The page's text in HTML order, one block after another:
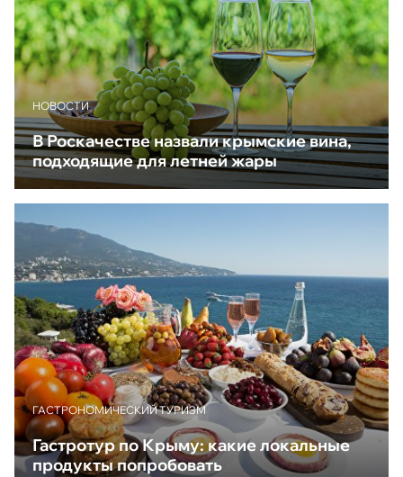
НОВОСТИ
В Роскачестве назвали крымские вина,
подходящие для летней жары
ГАСТРОНОМИЧЕСКИЙ ТУРИЗМ
Гастротур по Крыму: какие локальные
продукты попробовать